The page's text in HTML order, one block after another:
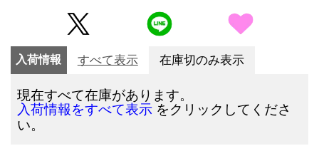
入荷情報 すべて表示 在庫切のみ表示
現在すべて在庫があります。
入荷情報をすべて表示 をクリックしてくださ
い。